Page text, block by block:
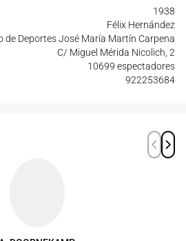
1938
Félix Hernández
de Deportes José María Martín Carpena
C/ Miguel Mérida Nicolich, 2
10699 espectadores
922253684